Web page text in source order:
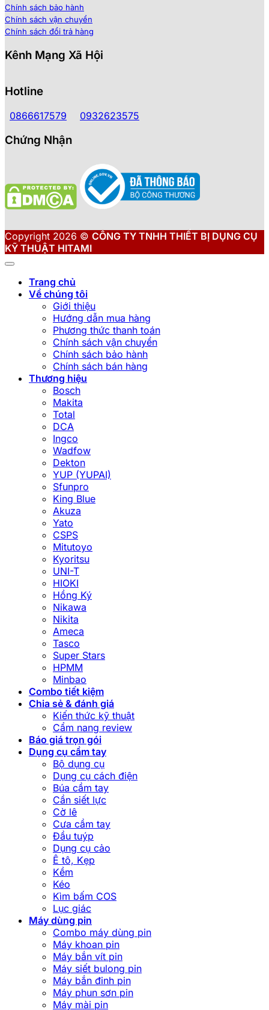
Chính sách bảo hành
Chính sách vận chuyển
Chính sách đổi trả hàng
Kênh Mạng Xã Hội
Hotline
0866617579 0932623575
Chứng Nhận
Copyright 2026 © CÔNG TY TNHH THIẾT BỊ DỤNG CỤ
KỸ THUẬT HITAMI
Trang chủ
Về chúng tôi
Giới thiệu
Hướng dẫn mua hàng
Phương thức thanh toán
Chính sách vận chuyển
Chính sách bảo hành
Chính sách bán hàng
Thương hiệu
Bosch
Makita
Total
DCA
Ingco
Wadfow
Dekton
YUP (YUPAI)
Sfunpro
King Blue
Akuza
Yato
CSPS
Mitutoyo
Kyoritsu
UNI-T
HIOKI
Hồng Ký
Nikawa
Nikita
Ameca
Tasco
Super Stars
HPMM
Minbao
Combo tiết kiệm
Chia sẻ & đánh giá
Kiến thức kỹ thuật
Cẩm nang review
Báo giá trọn gói
Dụng cụ cầm tay
Bộ dụng cụ
Dụng cụ cách điện
Búa cầm tay
Cần siết lực
Cờ lê
Cưa cầm tay
Đầu tuýp
Dụng cụ cảo
Ê tô, Kẹp
Kềm
Kéo
Kìm bấm COS
Lục giác
Máy dùng pin
Combo máy dùng pin
Máy khoan pin
Máy bắn vít pin
Máy siết bulong pin
Máy bắn đinh pin
Máy phun sơn pin
Máy mài pin